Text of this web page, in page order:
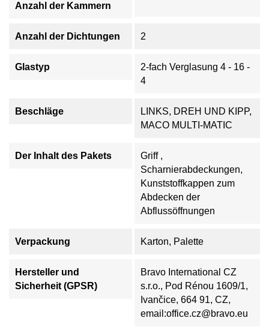
Anzahl der Kammern
Anzahl der Dichtungen 2
Glastyp
2-fach Verglasung 4 - 16 -
4
Beschläge
LINKS, DREH UND KIPP,
MACO MULTI-MATIC
Der Inhalt des Pakets
Griff ,
Scharnierabdeckungen,
Kunststoffkappen zum
Abdecken der
Abflussöffnungen
Verpackung Karton, Palette
Hersteller und
Sicherheit (GPSR)
Bravo International CZ
s.r.o., Pod Rénou 1609/1,
Ivančice, 664 91, CZ,
email:office.cz@bravo.eu